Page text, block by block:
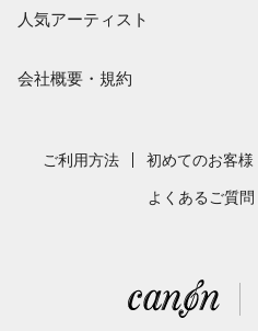
難易度別に探す
まもなく配信
保育
発表会
人気アーティスト
新沢としひこ
会社概要・規約
採用情報
ご利用方法 初めてのお客様
よくあるご質問